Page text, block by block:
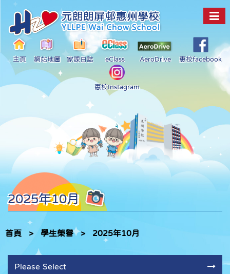
主頁 網站地圖 家課日誌 eClass AeroDrive 惠校facebook
惠校Instagram
2025年10月
首頁 > 學生榮譽 > 2025年10月
Please Select